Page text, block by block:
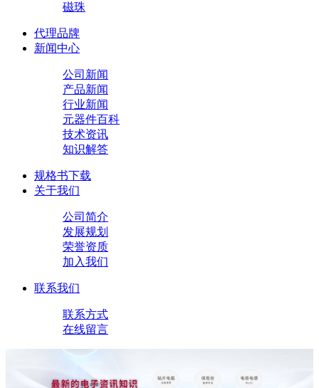
磁珠
代理品牌
新闻中心
公司新闻
产品新闻
行业新闻
元器件百科
技术资讯
知识解答
规格书下载
关于我们
公司简介
发展规划
荣誉资质
加入我们
联系我们
联系方式
在线留言